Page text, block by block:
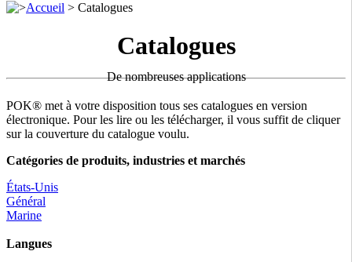
>Accueil > Catalogues
Catalogues
De nombreuses applications
POK® met à votre disposition tous ses catalogues en version
électronique. Pour les lire ou les télécharger, il vous suffit de cliquer
sur la couverture du catalogue voulu.
Catégories de produits, industries et marchés
États-Unis
Général
Marine
Langues